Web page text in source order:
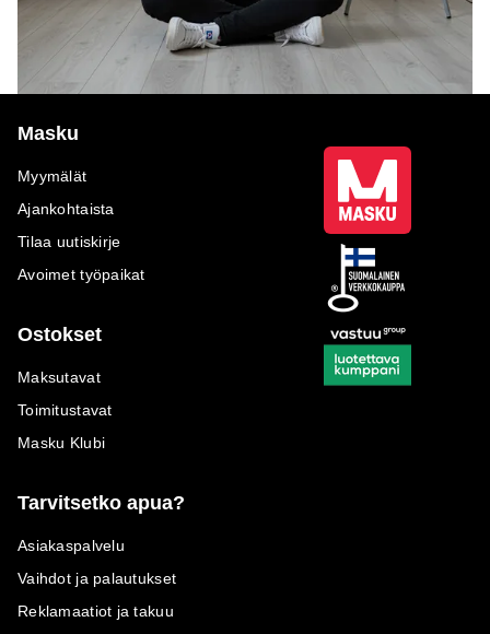
Masku
Myymälät
Ajankohtaista
Tilaa uutiskirje
Avoimet työpaikat
Ostokset
Maksutavat
Toimitustavat
Masku Klubi
Tarvitsetko apua?
Asiakaspalvelu
Vaihdot ja palautukset
Reklamaatiot ja takuu